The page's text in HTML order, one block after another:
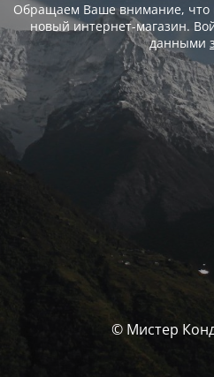
Обращаем Ваше внимание, что
новый интернет-магазин.
данными
© Мистер